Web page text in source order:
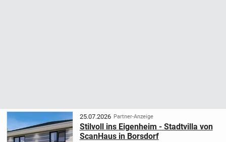
25.07.2026 Partner-Anzeige
Stilvoll ins Eigenheim - Stadtvilla von
ScanHaus in Borsdorf